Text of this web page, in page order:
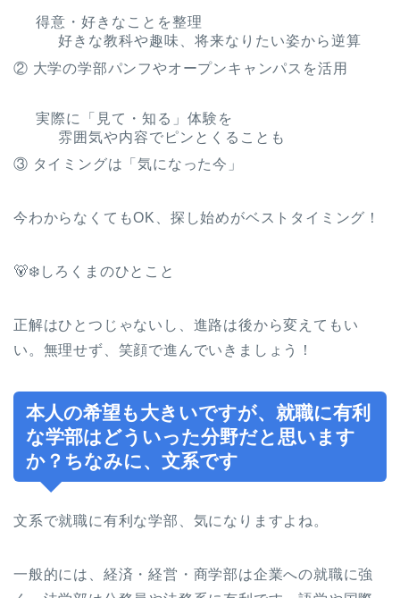
得意・好きなことを整理
好きな教科や趣味、将来なりたい姿から逆算
② 大学の学部パンフやオープンキャンパスを活用
実際に「見て・知る」体験を
雰囲気や内容でピンとくることも
③ タイミングは「気になった今」
今わからなくてもOK、探し始めがベストタイミング！
🐻‍❄️しろくまのひとこと
正解はひとつじゃないし、進路は後から変えてもい
い。無理せず、笑顔で進んでいきましょう！
本人の希望も大きいですが、就職に有利
な学部はどういった分野だと思います
か？ちなみに、文系です
文系で就職に有利な学部、気になりますよね。
一般的には、経済・経営・商学部は企業への就職に強